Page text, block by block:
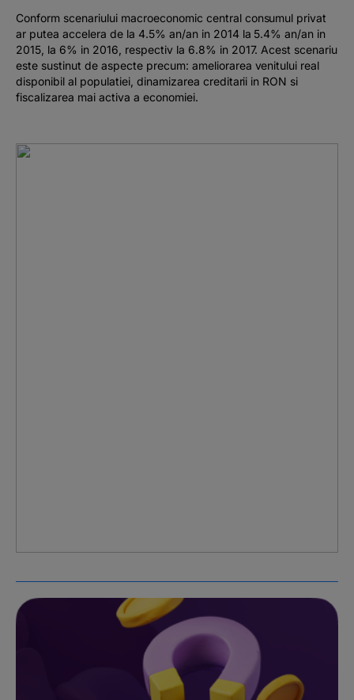
Conform scenariului macroeconomic central consumul privat
ar putea accelera de la 4.5% an/an in 2014 la 5.4% an/an in
2015, la 6% in 2016, respectiv la 6.8% in 2017. Acest scenariu
este sustinut de aspecte precum: ameliorarea venitului real
disponibil al populatiei, dinamizarea creditarii in RON si
fiscalizarea mai activa a economiei.